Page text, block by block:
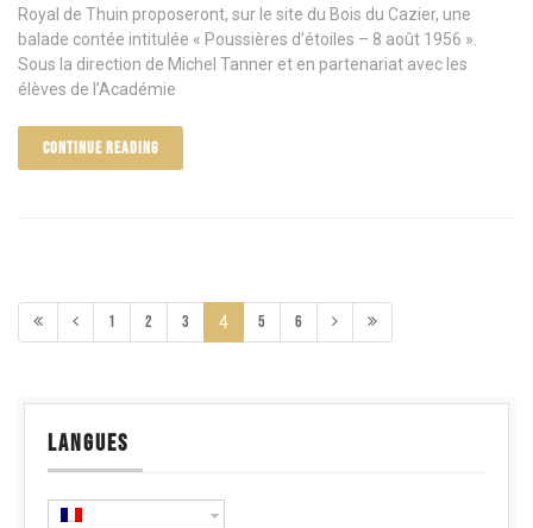
Royal de Thuin proposeront, sur le site du Bois du Cazier, une
balade contée intitulée « Poussières d’étoiles – 8 août 1956 ».
Sous la direction de Michel Tanner et en partenariat avec les
élèves de l’Académie
CONTINUE READING
1 2 3 4 5 6
LANGUES